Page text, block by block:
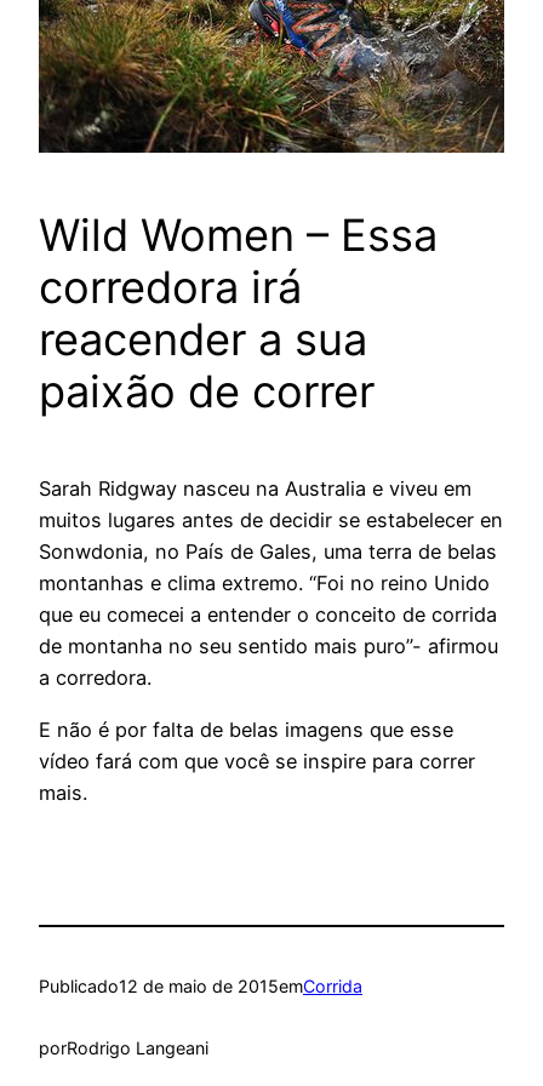
Wild Women – Essa
corredora irá
reacender a sua
paixão de correr
Sarah Ridgway nasceu na Australia e viveu em
muitos lugares antes de decidir se estabelecer en
Sonwdonia, no País de Gales, uma terra de belas
montanhas e clima extremo. “Foi no reino Unido
que eu comecei a entender o conceito de corrida
de montanha no seu sentido mais puro”- afirmou
a corredora.
E não é por falta de belas imagens que esse
vídeo fará com que você se inspire para correr
mais.
Publicado12 de maio de 2015emCorrida
porRodrigo Langeani